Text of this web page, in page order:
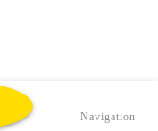
Navigation